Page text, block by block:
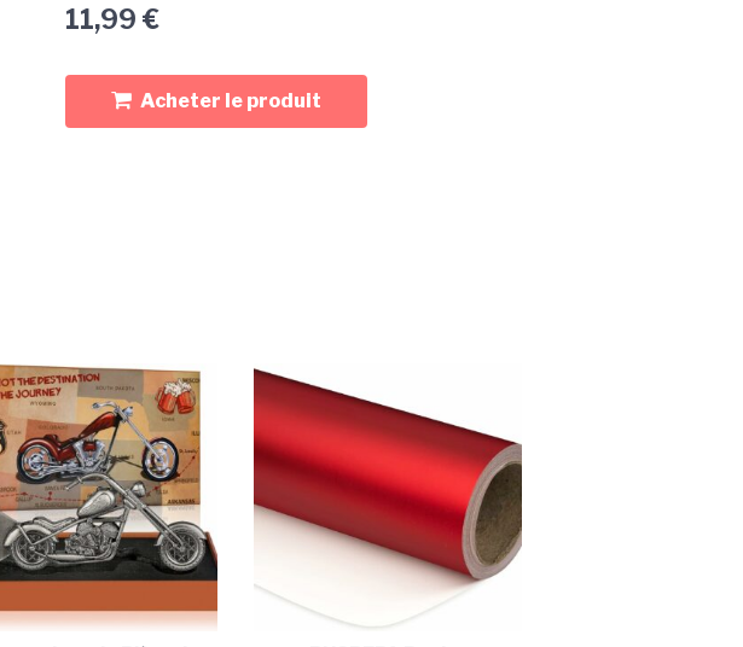
11,99 €
Acheter le produit